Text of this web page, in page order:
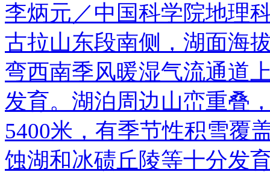
李炳元／中国科学院地理
古拉山东段南侧，湖面海
弯西南季风暖湿气流通道
发育。湖泊周边山峦重叠
5400米，有季节性积雪覆
蚀湖和冰碛丘陵等十分发